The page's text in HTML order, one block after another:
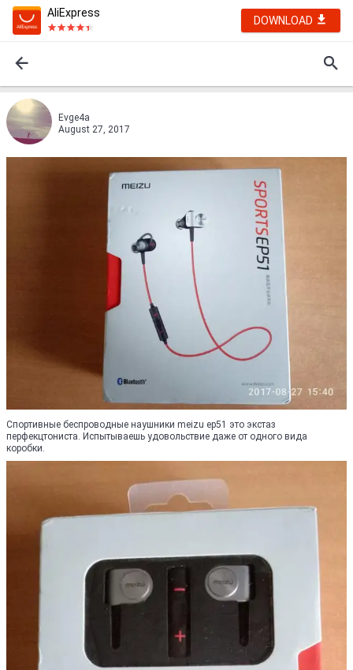
AliExpress
DOWNLOAD
Evge4a
August 27, 2017
Спортивные беспроводные наушники meizu ep51 это экстаз
перфекцтониста. Испытываешь удовольствие даже от одного вида
коробки.